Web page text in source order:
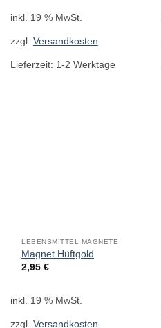
inkl. 19 % MwSt.
zzgl. Versandkosten
Lieferzeit: 1-2 Werktage
LEBENSMITTEL MAGNETE
Magnet Hüftgold
2,95€
inkl. 19 % MwSt.
zzgl. Versandkosten